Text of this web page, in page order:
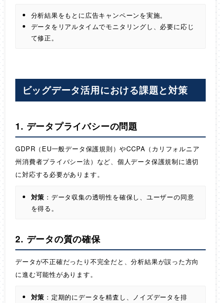
分析結果をもとに広告キャンペーンを実施。
データをリアルタイムでモニタリングし、必要に応じ
て修正。
ビッグデータ活用における課題と対策
1. データプライバシーの問題
GDPR（EU一般データ保護規則）やCCPA（カリフォルニア
州消費者プライバシー法）など、個人データ保護規制に適切
に対応する必要があります。
対策 ：データ収集の透明性を確保し、ユーザーの同意
を得る。
2. データの質の確保
データが不正確だったり不完全だと、分析結果が誤った方向
に進む可能性があります。
対策 ：定期的にデータを精査し、ノイズデータを排